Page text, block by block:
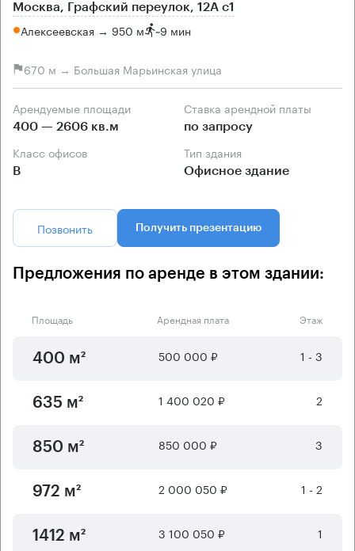
Москва, Графский переулок, 12А с1
Алексеевская → 950 м ~9 мин
670 м → Большая Марьинская улица
Арендуемые площади
400 — 2606 кв.м
Ставка арендной платы
по запросу
Класс офисов
B
Тип здания
Офисное здание
Позвонить Получить презентацию
Предложения по аренде в этом здании:
Площадь Арендная плата Этаж
400 м² 500 000 ₽ 1 - 3
635 м² 1 400 020 ₽ 2
850 м² 850 000 ₽ 3
972 м² 2 000 050 ₽ 1 - 2
1412 м² 3 100 050 ₽ 1